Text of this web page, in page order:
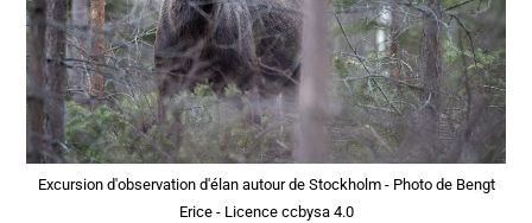
Excursion d'observation d'élan autour de Stockholm - Photo de Bengt
Erice - Licence ccbysa 4.0